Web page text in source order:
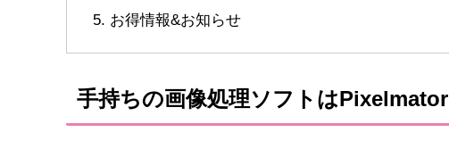
お得情報&お知らせ
手持ちの画像処理ソフトはPixelmator